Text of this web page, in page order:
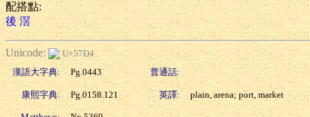
配搭點:
後 滘
Unicode:
U+57D4
漢語大字典:
Pg.0443 普通話:
康熙字典: Pg.0158.121 英譯: plain, arena; port, market